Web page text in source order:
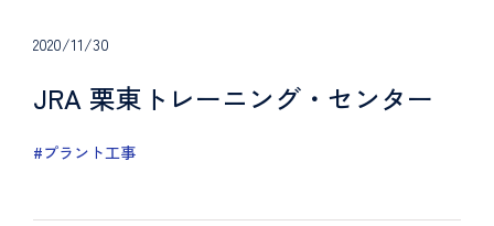
2020/11/30
JRA 栗東トレーニング・センター
#プラント工事